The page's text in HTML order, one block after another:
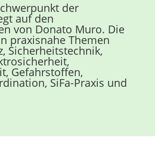
der
auf den
von Donato Muro. Die
praxisnahe Themen
Sicherheitstechnik,
Gefahrstoffen,
SiFa-Praxis und